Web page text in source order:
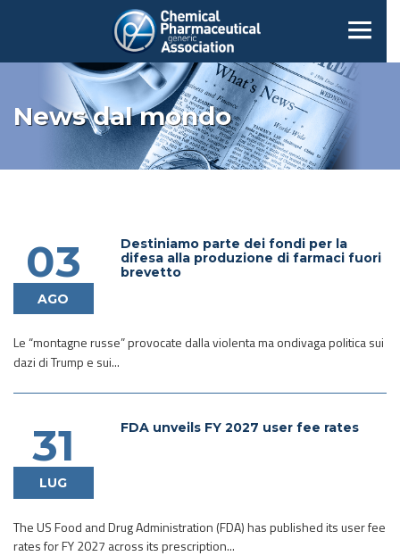
News dal mondo
03
AGO
Destiniamo parte dei fondi per la
difesa alla produzione di farmaci fuori
brevetto
Le “montagne russe” provocate dalla violenta ma ondivaga politica sui
dazi di Trump e sui...
31
LUG
FDA unveils FY 2027 user fee rates
The US Food and Drug Administration (FDA) has published its user fee
rates for FY 2027 across its prescription...